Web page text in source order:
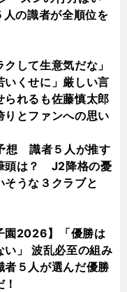
の識者が全順位を
クして生意気だな」
いくせに」厳しい言
られるも佐藤慎太郎
りとファンへの思い
想 識者５人が推す
頭は？ J2降格の憂
そうな３クラブと
園2026】「優勝は
い」 波乱必至の組み
者５人が選んだ優勝